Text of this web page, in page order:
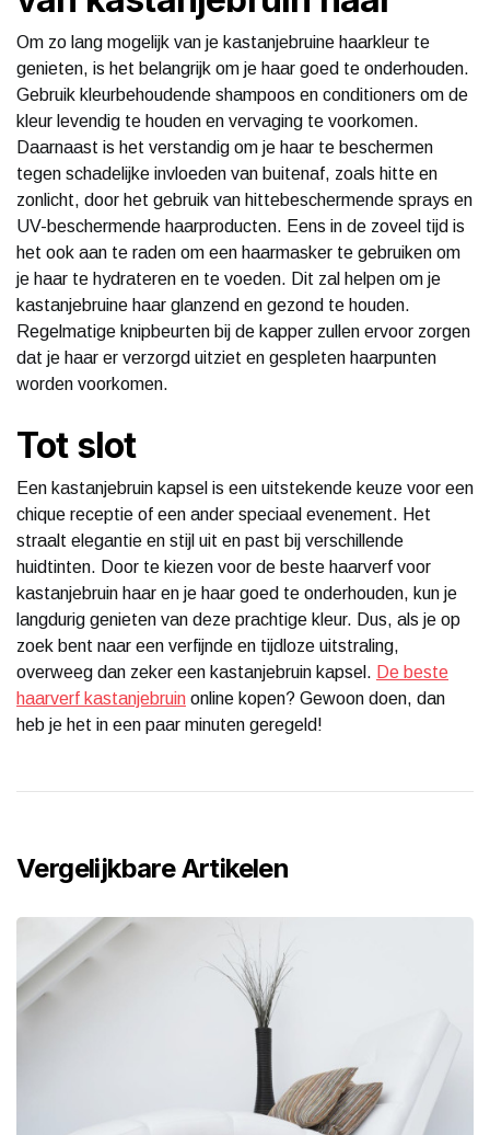
Om zo lang mogelijk van je kastanjebruine haarkleur te
genieten, is het belangrijk om je haar goed te onderhouden.
Gebruik kleurbehoudende shampoos en conditioners om de
kleur levendig te houden en vervaging te voorkomen.
Daarnaast is het verstandig om je haar te beschermen
tegen schadelijke invloeden van buitenaf, zoals hitte en
zonlicht, door het gebruik van hittebeschermende sprays en
UV-beschermende haarproducten. Eens in de zoveel tijd is
het ook aan te raden om een haarmasker te gebruiken om
je haar te hydrateren en te voeden. Dit zal helpen om je
kastanjebruine haar glanzend en gezond te houden.
Regelmatige knipbeurten bij de kapper zullen ervoor zorgen
dat je haar er verzorgd uitziet en gespleten haarpunten
worden voorkomen.
Tot slot
Een kastanjebruin kapsel is een uitstekende keuze voor een
chique receptie of een ander speciaal evenement. Het
straalt elegantie en stijl uit en past bij verschillende
huidtinten. Door te kiezen voor de beste haarverf voor
kastanjebruin haar en je haar goed te onderhouden, kun je
langdurig genieten van deze prachtige kleur. Dus, als je op
zoek bent naar een verfijnde en tijdloze uitstraling,
overweeg dan zeker een kastanjebruin kapsel. De beste
haarverf kastanjebruin online kopen? Gewoon doen, dan
heb je het in een paar minuten geregeld!
Vergelijkbare Artikelen